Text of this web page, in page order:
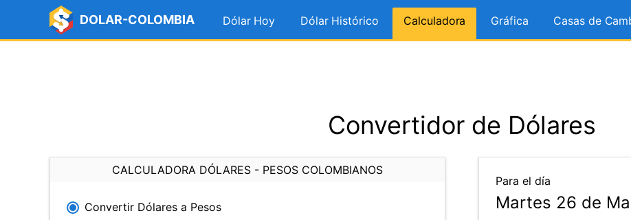
DOLAR-COLOMBIA Dólar Hoy Dólar Histórico Calculadora Gráfica Casas de
Convertidor de Dólares
CALCULADORA DÓLARES - PESOS COLOMBIANOS
Convertir Dólares a Pesos
Para el día
Martes 26 de